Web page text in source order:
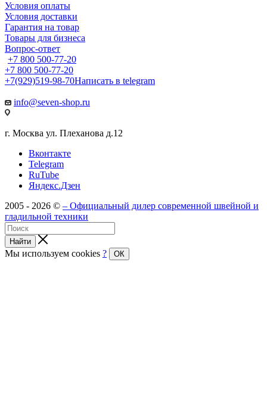
Условия оплаты
Условия доставки
Гарантия на товар
Товары для бизнеса
Вопрос-ответ
+7 800 500-77-20
+7 800 500-77-20
+7(929)519-98-70Написать в telegram
info@seven-shop.ru
г. Москва ул. Плеханова д.12
Вконтакте
Telegram
RuTube
Яндекс.Дзен
2005 - 2026 © – Официальный дилер современной швейной и
гладильной техники
Найти
Мы используем cookies ? ОК